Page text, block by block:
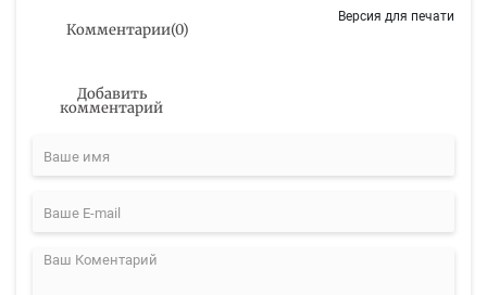
Комментарии(0)
Версия для печати
Добавить
комментарий